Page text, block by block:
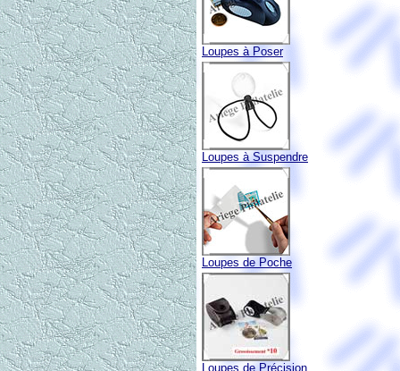
Loupes à Poser
Loupes à Suspendre
Loupes de Poche
Loupes de Précision